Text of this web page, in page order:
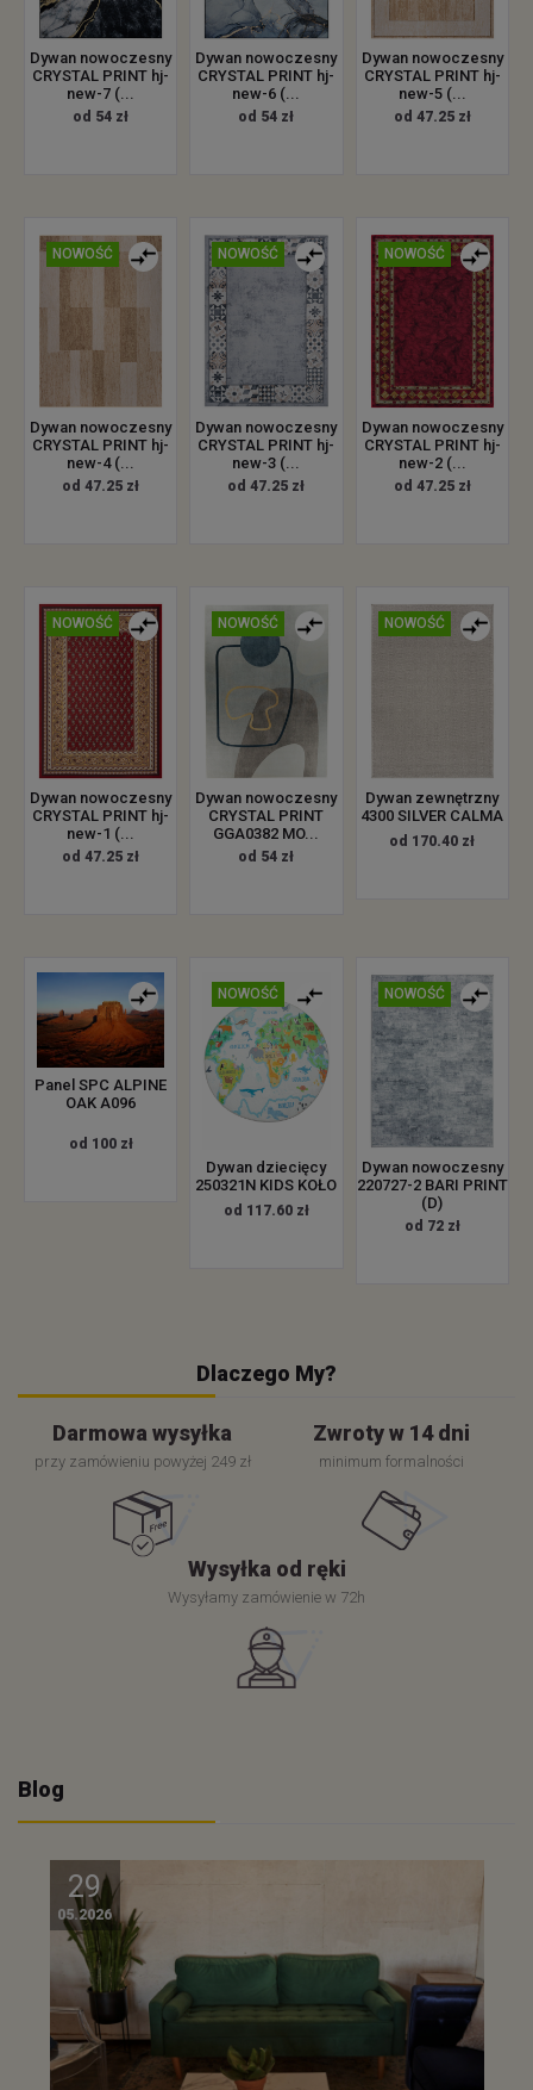
Dywan nowoczesny
CRYSTAL PRINT hj-
new-7 (...
od 54 zł
Dywan nowoczesny
CRYSTAL PRINT hj-
new-6 (...
od 54 zł
Dywan nowoczesny
CRYSTAL PRINT hj-
new-5 (...
od 47.25 zł
NOWOŚĆ
Dywan nowoczesny
CRYSTAL PRINT hj-
new-4 (...
od 47.25 zł
NOWOŚĆ
Dywan nowoczesny
CRYSTAL PRINT hj-
new-3 (...
od 47.25 zł
NOWOŚĆ
Dywan nowoczesny
CRYSTAL PRINT hj-
new-2 (...
od 47.25 zł
NOWOŚĆ
Dywan nowoczesny
CRYSTAL PRINT hj-
new-1 (...
od 47.25 zł
NOWOŚĆ
Dywan nowoczesny
CRYSTAL PRINT
GGA0382 MO...
od 54 zł
NOWOŚĆ
Dywan zewnętrzny
4300 SILVER CALMA
od 170.40 zł
Panel SPC ALPINE
OAK A096
od 100 zł
NOWOŚĆ
Dywan dziecięcy
250321N KIDS KOŁO
od 117.60 zł
NOWOŚĆ
Dywan nowoczesny
220727-2 BARI PRINT
(D)
od 72 zł
Dlaczego My?
Darmowa wysyłka
przy zamówieniu powyżej 249 zł
Zwroty w 14 dni
minimum formalności
Wysyłka od ręki
Wysyłamy zamówienie w 72h
Blog
29
05.2026